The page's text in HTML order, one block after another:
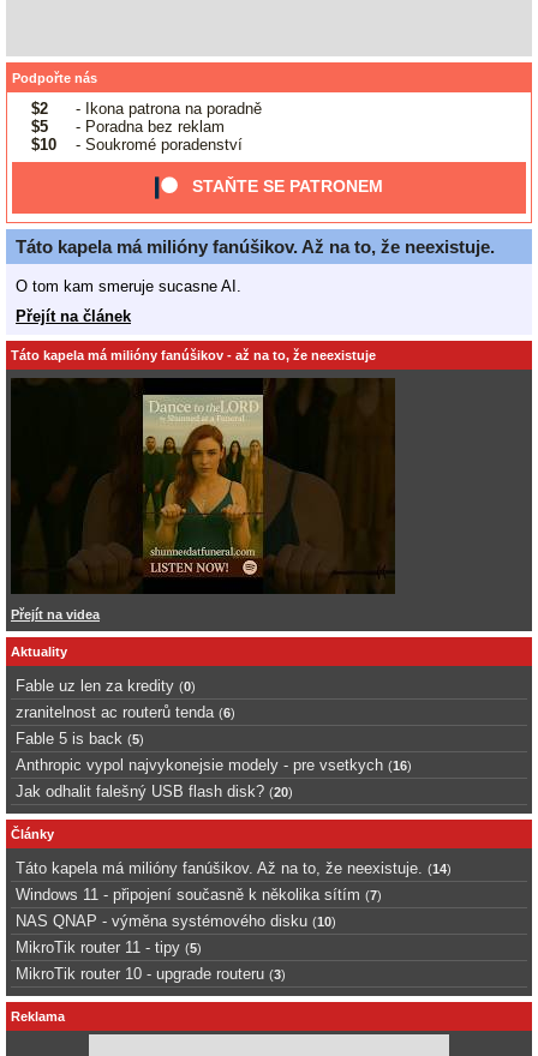
Podpořte nás
$2
- Ikona patrona na poradně
$5
- Poradna bez reklam
$10
- Soukromé poradenství
STAŇTE SE PATRONEM
Táto kapela má milióny fanúšikov. Až na to, že neexistuje.
O tom kam smeruje sucasne AI.
Přejít na článek
Táto kapela má milióny fanúšikov - až na to, že neexistuje
Přejít na videa
Aktuality
Fable uz len za kredity (0)
zranitelnost ac routerů tenda (6)
Fable 5 is back (5)
Anthropic vypol najvykonejsie modely - pre vsetkych (16)
Jak odhalit falešný USB flash disk? (20)
Články
Táto kapela má milióny fanúšikov. Až na to, že neexistuje. (14)
Windows 11 - připojení současně k několika sítím (7)
NAS QNAP - výměna systémového disku (10)
MikroTik router 11 - tipy (5)
MikroTik router 10 - upgrade routeru (3)
Reklama